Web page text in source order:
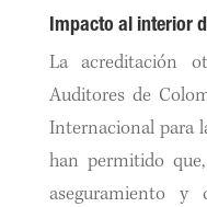
Impacto al interior
La acreditación
Auditores de
Internacional para
han permitido
aseguramiento y